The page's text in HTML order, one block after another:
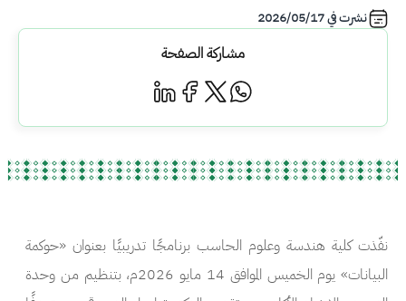
نشرت في2026/05/17
مشاركة الصفحة
نفّذت كلية هندسة وعلوم الحاسب برنامجًا تدريبيًا بعنوان «حوكمة
البيانات» يوم الخميس الموافق 14 مايو 2026م، بتنظيم من وحدة